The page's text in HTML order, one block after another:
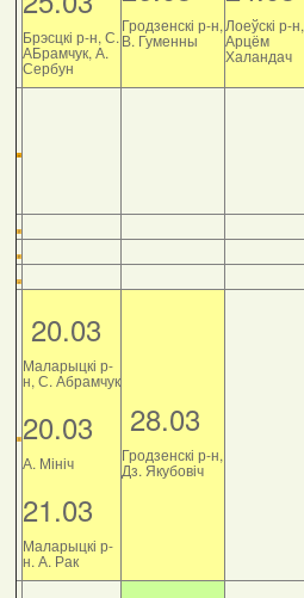
Брэсцкі р-н, С.
АБрамчук, А.
Сербун
Гродзенскі р-н,
В. Гуменны
Лоеўскі р-н,
Арцём
Халандач
20.03
Маларыцкі р-
н, С. Абрамчук
20.03
А. Мініч
21.03
Маларыцкі р-
н. А. Рак
28.03
Гродзенскі р-н,
Дз. Якубовіч